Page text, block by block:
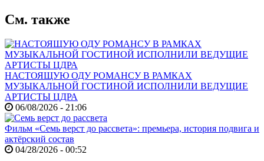
См. также
НАСТОЯЩУЮ ОДУ РОМАНСУ В РАМКАХ
МУЗЫКАЛЬНОЙ ГОСТИНОЙ ИСПОЛНИЛИ ВЕДУЩИЕ
АРТИСТЫ ЦДРА
06/08/2026 - 21:06
Фильм «Семь верст до рассвета»: премьера, история подвига и
актёрский состав
04/28/2026 - 00:52